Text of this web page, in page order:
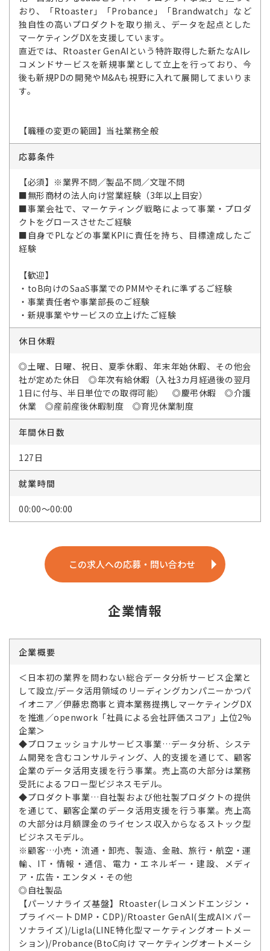
おり、「Rtoaster」「Probance」「Brandwatch」など
独自性の高いプロダクトを取り揃え、データを起点とした
マーケティングDXを支援しています。
直近では、Rtoaster GenAIという特許取得した新たなAIレ
コメンドサービスを新規事業として立上を行っており、今
後も新規PDの開発やM&Aも視野に入れて展開してまいりま
す。
【職種の変更の範囲】当社業務全般
応募条件
【必須】※業界不問／製品不問／文理不問
■無形商材の法人向け営業経験（3年以上目安）
■事業会社で、マーケティング戦略によって事業・プロダ
クトをグロースさせたご経験
■自身でPLなどの事業KPIに責任を持ち、目標達成したご
経験
【歓迎】
・toB向けのSaaS事業でのPMMやそれに準ずるご経験
・事業責任者や事業部長のご経験
・新規事業やサービスの立上げたご経験
休日休暇
◎土曜、日曜、祝日、夏季休暇、年末年始休暇、その他会
社が定めた休日 ◎年次有給休暇（入社3カ月経過後の翌月
1日に付与、半日単位での取得可能） ◎慶弔休暇 ◎介護
休業 ◎産前産後休暇制度 ◎育児休業制度
年間休日数
127日
就業時間
00:00～00:00
この求人への応募・問い合わせ
企業情報
企業概要
＜日本初の業界を問わない総合データ分析サービス企業と
して設立/データ活用領域のリーディングカンパニーかつパ
イオニア／伊藤忠商事と資本業務提携しマーケティングDX
を推進／openwork「社員による会社評価スコア」上位2%
企業＞
◆プロフェッショナルサービス事業…データ分析、システ
ム開発を含むコンサルティング、人的支援を通じて、顧客
企業のデータ活用支援を行う事業。売上高の大部分は業務
受託によるフロー型ビジネスモデル。
◆プロダクト事業…自社製および他社製プロダクトの提供
を通じて、顧客企業のデータ活用支援を行う事業。売上高
の大部分は月額課金のライセンス収入からなるストック型
ビジネスモデル。
※顧客…小売・流通・卸売、製造、金融、旅行・航空・運
輸、IT・情報・通信、電力・エネルギー・建設、メディ
ア・広告・エンタメ・その他
◎自社製品
【パーソナライズ基盤】Rtoaster(レコメンドエンジン・
プライベートDMP・CDP)/Rtoaster GenAI(生成AI×パー
ソナライズ)/Ligla(LINE特化型マーケティングオートメー
ション)/Probance(BtoC向け マーケティングオートメーシ